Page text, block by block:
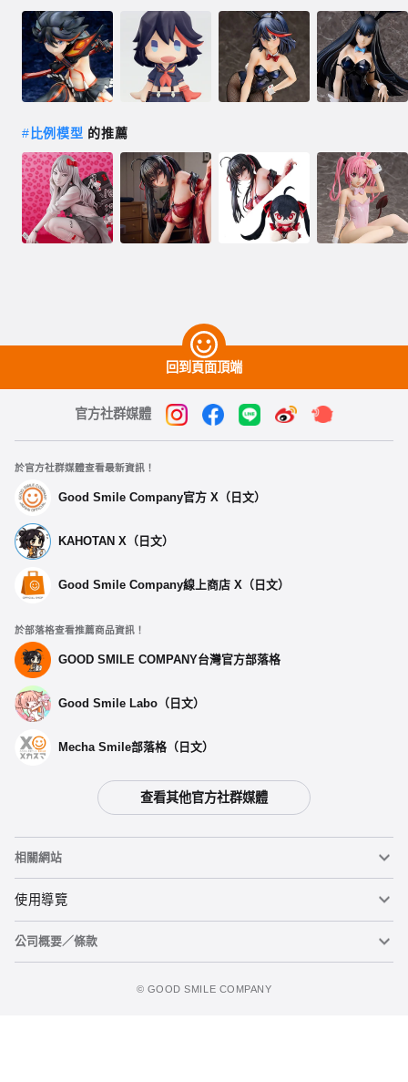
# 比例模型 的推薦
回到頁面頂端
官方社群媒體
於官方社群媒體查看最新資訊！
Good Smile Company官方 X（日文）
KAHOTAN X（日文）
Good Smile Company線上商店 X（日文）
於部落格查看推薦商品資訊！
GOOD SMILE COMPANY台灣官方部落格
Good Smile Labo（日文）
Mecha Smile部落格（日文）
查看其他官方社群媒體
相關網站
黏土人
黏土人臉部製造機（英文）
使用導覽
重要公告
公司概要／條款
©️ GOOD SMILE COMPANY